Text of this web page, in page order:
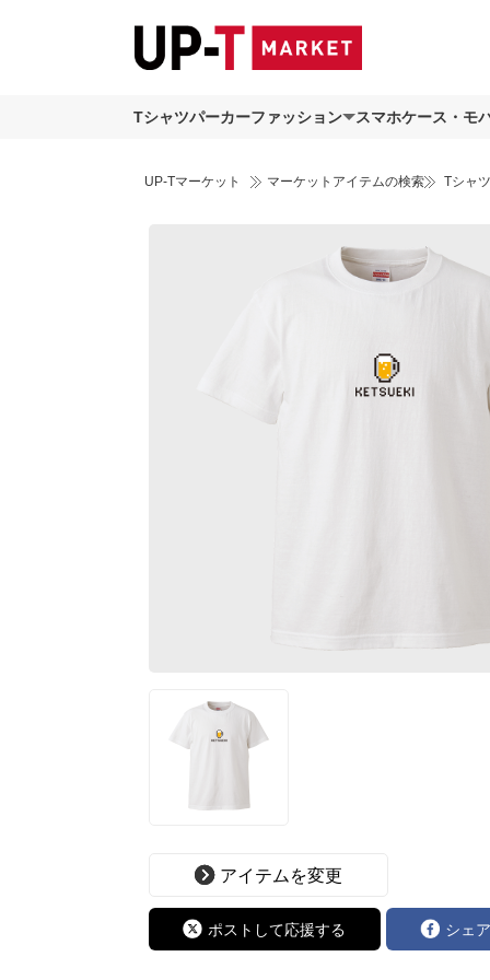
Tシャツパーカーファッション スマホケース・モ
UP-Tマーケット マーケットアイテムの検索 Tシャ
アイテムを変更
ポストして応援する シェ